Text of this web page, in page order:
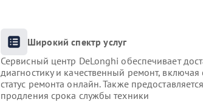
Широкий спектр услуг
Сервисный центр DeLonghi обеспечивает
диагностику и качественный ремонт,
статус ремонта онлайн. Также
продления срока службы техники